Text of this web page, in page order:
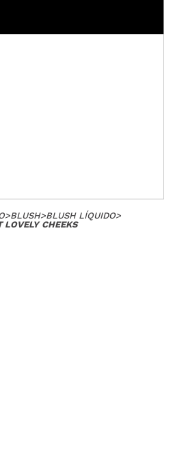
>BLUSH>BLUSH LÍQUIDO>
LOVELY CHEEKS